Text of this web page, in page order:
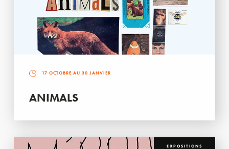
17 OCTOBRE AU 30 JANVIER
ANIMALS
EXPOSITIONS